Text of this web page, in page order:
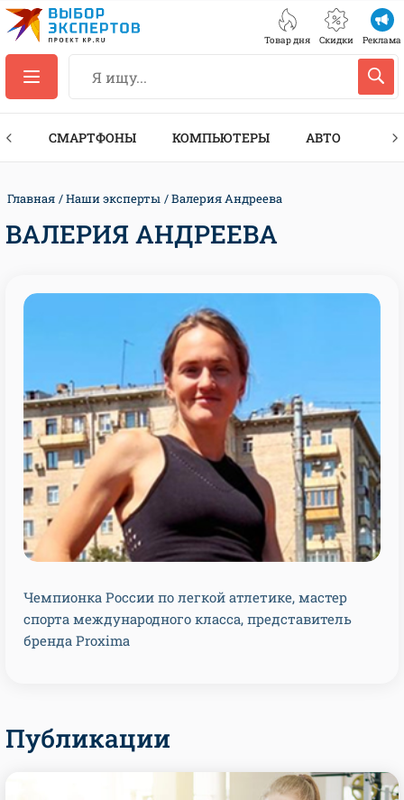
Товар дня Скидки Реклама
СМАРТФОНЫ КОМПЬЮТЕРЫ АВТО
Главная Наши эксперты Валерия Андреева
ВАЛЕРИЯ АНДРЕЕВА
Чемпионка России по легкой атлетике, мастер
спорта международного класса, представитель
бренда Proxima
Публикации